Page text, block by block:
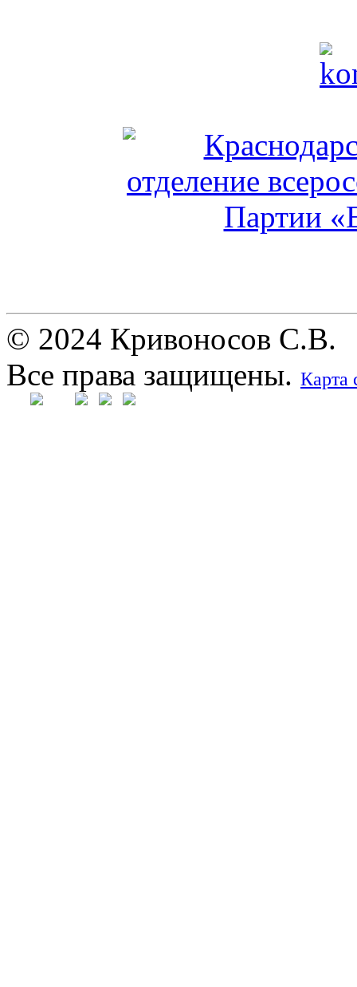
© 2024 Кривоносов С.В.
Все права защищены. Карта